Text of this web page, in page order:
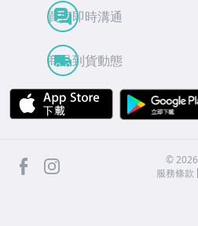
買賣即時溝通
商品到貨動態
APP Store
facebook ©2026
服務條款